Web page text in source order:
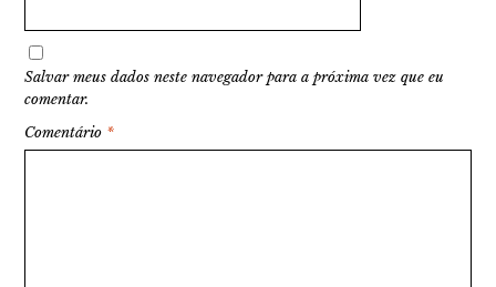
Salvar meus dados neste navegador para a próxima vez que eu
comentar.
Comentário *